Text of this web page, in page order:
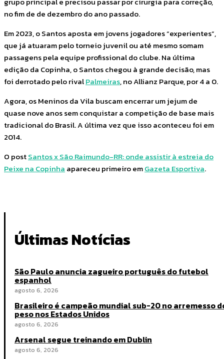
no fim de de dezembro do ano passado.
Em 2023, o Santos aposta em jovens jogadores “experientes”,
que já atuaram pelo torneio juvenil ou até mesmo somam
passagens pela equipe profissional do clube. Na última
edição da Copinha, o Santos chegou à grande decisão, mas
foi derrotado pelo rivalPalmeiras, no Allianz Parque, por 4 a 0.
Agora, os Meninos da Vila buscam encerrar um jejum de
quase nove anos sem conquistar a competição de base mais
tradicional do Brasil. A última vez que isso aconteceu foi em
2014.
O postSantos x São Raimundo-RR: onde assistir à estreia do
Peixe na Copinha apareceu primeiro emGazeta Esportiva.
Últimas Notícias
São Paulo anuncia zagueiro português do futebol
espanhol
agosto 6, 2026
Brasileiro é campeão mundial sub-20 no arremesso
peso nos Estados Unidos
agosto 6, 2026
Arsenal segue treinando em Dublin
agosto 6, 2026